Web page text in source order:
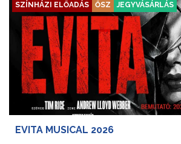
SZÍNHÁZI ELŐADÁS ŐSZ JEGYVÁSÁRLÁS
EVITA MUSICAL 2026